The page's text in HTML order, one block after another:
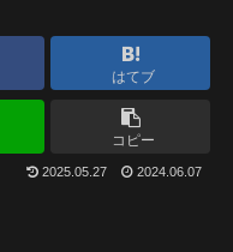
はてブ
コピー
2025.05.27 2024.06.07